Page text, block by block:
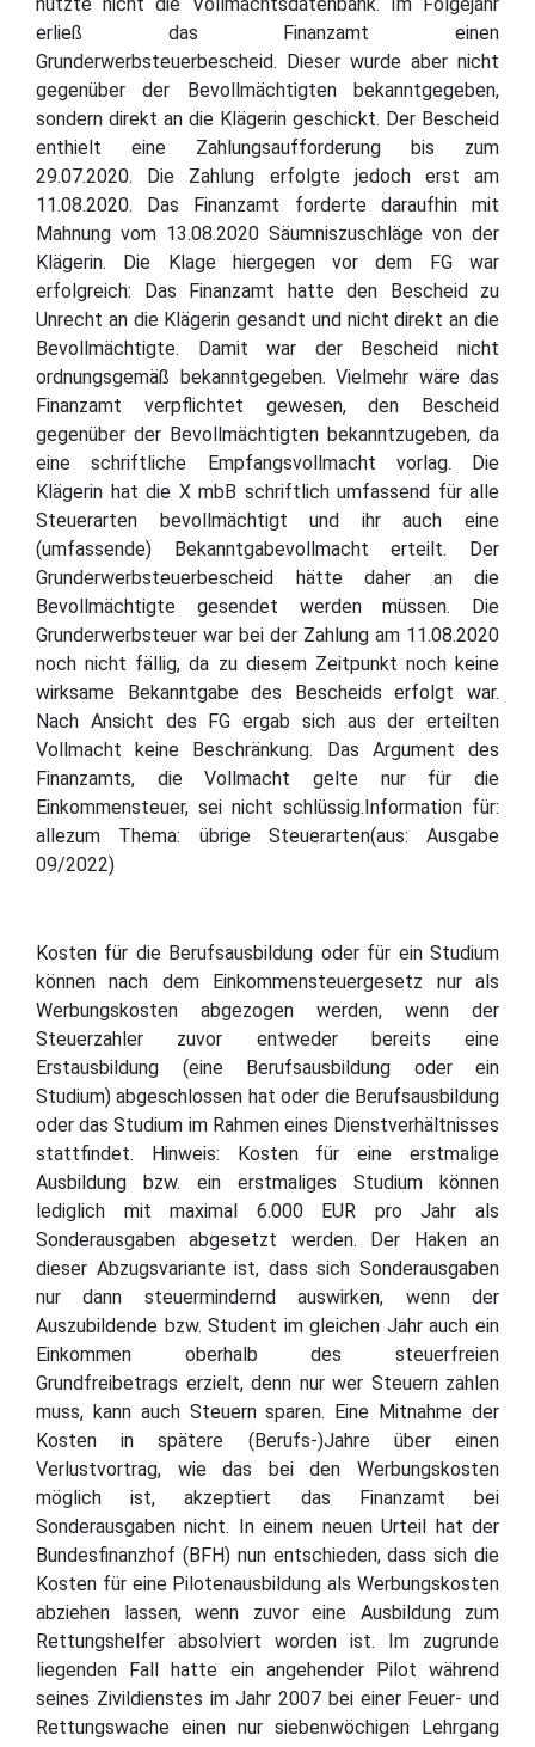
erließ das Finanzamt einen
Grunderwerbsteuerbescheid. Dieser wurde aber nicht
gegenüber der Bevollmächtigten bekanntgegeben,
sondern direkt an die Klägerin geschickt. Der Bescheid
enthielt eine Zahlungsaufforderung bis zum
29.07.2020. Die Zahlung erfolgte jedoch erst am
11.08.2020. Das Finanzamt forderte daraufhin mit
Mahnung vom 13.08.2020 Säumniszuschläge von der
Klägerin. Die Klage hiergegen vor dem FG war
erfolgreich: Das Finanzamt hatte den Bescheid zu
Unrecht an die Klägerin gesandt und nicht direkt an die
Bevollmächtigte. Damit war der Bescheid nicht
ordnungsgemäß bekanntgegeben. Vielmehr wäre das
Finanzamt verpflichtet gewesen, den Bescheid
gegenüber der Bevollmächtigten bekanntzugeben, da
eine schriftliche Empfangsvollmacht vorlag. Die
Klägerin hat die X mbB schriftlich umfassend für alle
Steuerarten bevollmächtigt und ihr auch eine
(umfassende) Bekanntgabevollmacht erteilt. Der
Grunderwerbsteuerbescheid hätte daher an die
Bevollmächtigte gesendet werden müssen. Die
Grunderwerbsteuer war bei der Zahlung am 11.08.2020
noch nicht fällig, da zu diesem Zeitpunkt noch keine
wirksame Bekanntgabe des Bescheids erfolgt war.
Nach Ansicht des FG ergab sich aus der erteilten
Vollmacht keine Beschränkung. Das Argument des
Finanzamts, die Vollmacht gelte nur für die
Einkommensteuer, sei nicht schlüssig.Information für:
allezum Thema: übrige Steuerarten(aus: Ausgabe
09/2022)
Kosten für die Berufsausbildung oder für ein Studium
können nach dem Einkommensteuergesetz nur als
Werbungskosten abgezogen werden, wenn der
Steuerzahler zuvor entweder bereits eine
Erstausbildung (eine Berufsausbildung oder ein
Studium) abgeschlossen hat oder die Berufsausbildung
oder das Studium im Rahmen eines Dienstverhältnisses
stattfindet. Hinweis: Kosten für eine erstmalige
Ausbildung bzw. ein erstmaliges Studium können
lediglich mit maximal 6.000 EUR pro Jahr als
Sonderausgaben abgesetzt werden. Der Haken an
dieser Abzugsvariante ist, dass sich Sonderausgaben
nur dann steuermindernd auswirken, wenn der
Auszubildende bzw. Student im gleichen Jahr auch ein
Einkommen oberhalb des steuerfreien
Grundfreibetrags erzielt, denn nur wer Steuern zahlen
muss, kann auch Steuern sparen. Eine Mitnahme der
Kosten in spätere (Berufs-)Jahre über einen
Verlustvortrag, wie das bei den Werbungskosten
möglich ist, akzeptiert das Finanzamt bei
Sonderausgaben nicht. In einem neuen Urteil hat der
Bundesfinanzhof (BFH) nun entschieden, dass sich die
Kosten für eine Pilotenausbildung als Werbungskosten
abziehen lassen, wenn zuvor eine Ausbildung zum
Rettungshelfer absolviert worden ist. Im zugrunde
liegenden Fall hatte ein angehender Pilot während
seines Zivildienstes im Jahr 2007 bei einer Feuer- und
Rettungswache einen nur siebenwöchigen Lehrgang